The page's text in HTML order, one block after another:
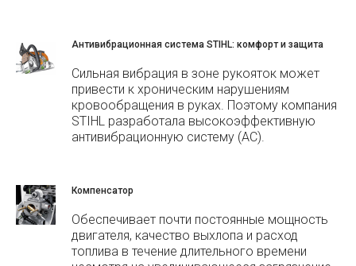
Антивибрационная система STIHL: комфорт и защита
Сильная вибрация в зоне рукояток может
привести к хроническим нарушениям
кровообращения в руках. Поэтому компания
STIHL разработала высокоэффективную
антивибрационную систему (АС).
Компенсатор
Обеспечивает почти постоянные мощность
двигателя, качество выхлопа и расход
топлива в течение длительного времени